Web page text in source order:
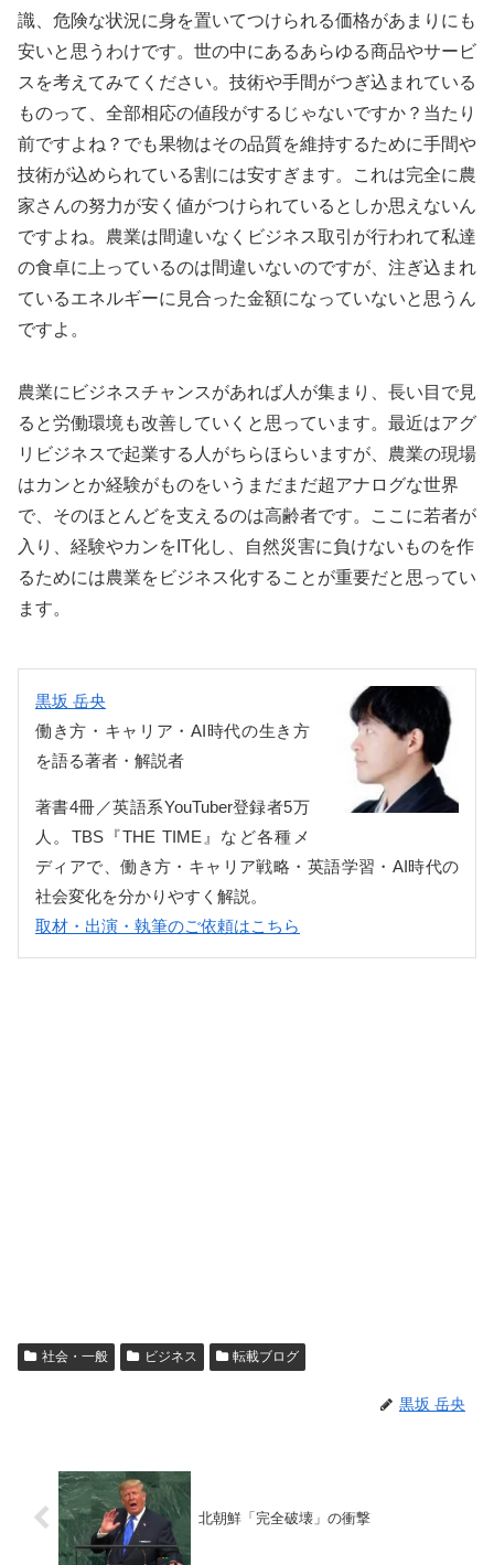
識、危険な状況に身を置いてつけられる価格があまりにも
安いと思うわけです。世の中にあるあらゆる商品やサービ
スを考えてみてください。技術や手間がつぎ込まれている
ものって、全部相応の値段がするじゃないですか？当たり
前ですよね？でも果物はその品質を維持するために手間や
技術が込められている割には安すぎます。これは完全に農
家さんの努力が安く値がつけられているとしか思えないん
ですよね。農業は間違いなくビジネス取引が行われて私達
の食卓に上っているのは間違いないのですが、注ぎ込まれ
ているエネルギーに見合った金額になっていないと思うん
ですよ。
農業にビジネスチャンスがあれば人が集まり、長い目で見
ると労働環境も改善していくと思っています。最近はアグ
リビジネスで起業する人がちらほらいますが、農業の現場
はカンとか経験がものをいうまだまだ超アナログな世界
で、そのほとんどを支えるのは高齢者です。ここに若者が
入り、経験やカンをIT化し、自然災害に負けないものを作
るためには農業をビジネス化することが重要だと思ってい
ます。
黒坂 岳央
働き方・キャリア・AI時代の生き方
を語る著者・解説者
著書4冊／英語系YouTuber登録者5万
人。TBS『THE TIME』など各種メ
ディアで、働き方・キャリア戦略・英語学習・AI時代の
社会変化を分かりやすく解説。
取材・出演・執筆のご依頼はこちら
社会・一般 ビジネス 転載ブログ
黒坂 岳央
北朝鮮「完全破壊」の衝撃